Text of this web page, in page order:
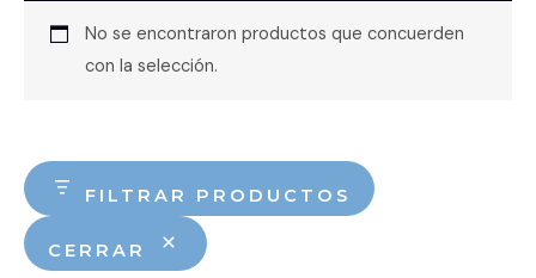
FILTRAR PRODUCTOS
CERRAR
No se encontraron productos que concuerden
con la selección.